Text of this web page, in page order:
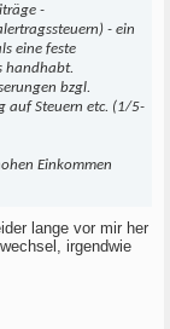
-
- ein
eine feste
handhabt.
bzgl.
auf Steuern etc. (1/5-
Einkommen
lange vor mir her
irgendwie